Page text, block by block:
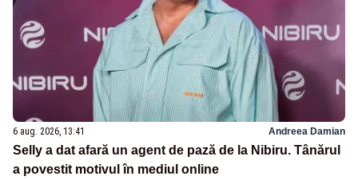
6 aug. 2026, 13:41 Andreea Damian
Selly a dat afară un agent de pază de la Nibiru. Tânărul
a povestit motivul în mediul online